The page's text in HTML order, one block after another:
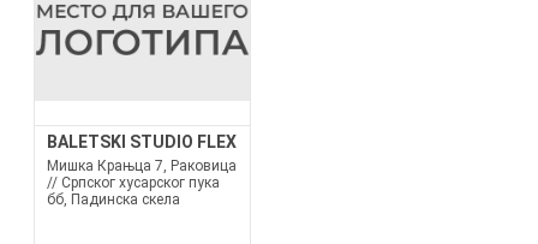
BALETSKI STUDIO FLEX
Мишка Крањца 7, Раковица
// Српског хусарског пука
бб, Падинска скела